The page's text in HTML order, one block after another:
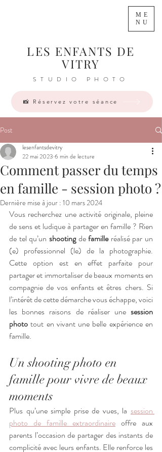
LES ENFANTS DE
VITRY
STUDIO PHOTO
ME
NU
📸 Réservez votre séance
Post
Comment passer du temps
en famille - session photo ?
lesenfantsdevitry
22 mai 2023 6 min de lecture
Dernière mise à jour : 10 mars 2024
Vous recherchez une activité originale, pleine
de sens et ludique à partager en famille ? Rien
de tel qu’un shooting de famille réalisé par un
(e) professionnel (le) de la photographie.
Cette option est en effet parfaite pour
partager et immortaliser de beaux moments en
compagnie de vos enfants et êtres chers. Si
l’intérêt de cette démarche vous échappe, voici
les bonnes raisons de réaliser une session
photo tout en vivant une belle expérience en
famille.
Un shooting photo en
famille pour vivre de beaux
moments
Plus qu’une simple prise de vues, la session
photo de famille extraordinaire offre aux
parents l’occasion de partager des instants de
complicité avec leurs enfants. Elle renforce les